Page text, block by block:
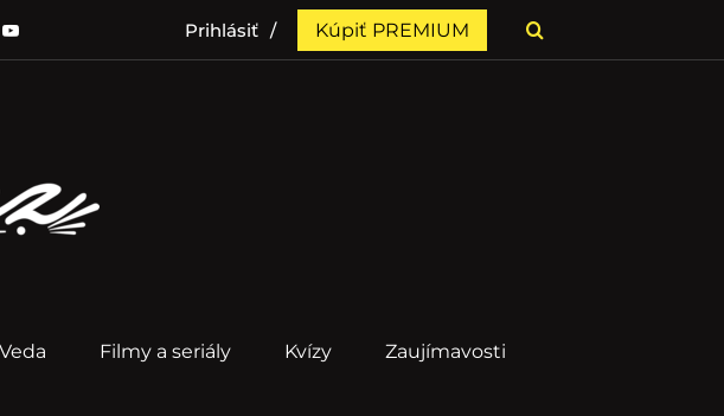
Prihlásiť Kúpiť PREMIUM
Veda Filmy a seriály Kvízy Zaujímavosti